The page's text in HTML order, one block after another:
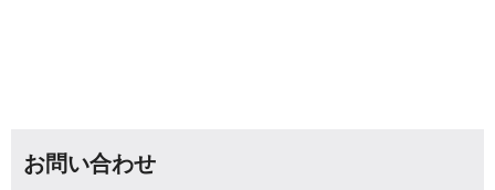
お問い合わせ